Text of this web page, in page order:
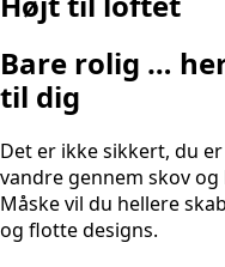
Bare rolig …
til dig
Det er ikke sikkert, du
vandre gennem skov og
Måske vil du hellere
og flotte designs.